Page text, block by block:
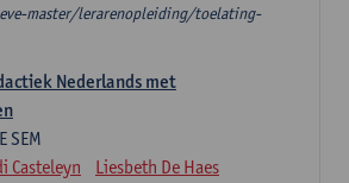
master/lerarenopleiding/toelating-
Nederlands met
SEM
Casteleyn
Liesbeth De Haes